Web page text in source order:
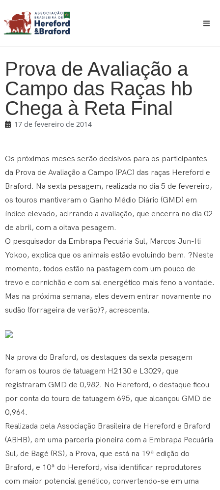
Prova de Avaliação a
Campo das Raças hb
Chega à Reta Final
17 de fevereiro de 2014
Os próximos meses serão decisivos para os participantes
da Prova de Avaliação a Campo (PAC) das raças Hereford e
Braford. Na sexta pesagem, realizada no dia 5 de fevereiro,
os touros mantiveram o Ganho Médio Diário (GMD) em
índice elevado, acirrando a avaliação, que encerra no dia 02
de abril, com a oitava pesagem.
O pesquisador da Embrapa Pecuária Sul, Marcos Jun-Iti
Yokoo, explica que os animais estão evoluindo bem. ?Neste
momento, todos estão na pastagem com um pouco de
trevo e cornichão e com sal energético mais feno a vontade.
Mas na próxima semana, eles devem entrar novamente no
sudão (forrageira de verão)?, acrescenta.
Na prova do Braford, os destaques da sexta pesagem
foram os touros de tatuagem H2130 e L3029, que
registraram GMD de 0,982. No Hereford, o destaque ficou
por conta do touro de tatuagem 695, que alcançou GMD de
0,964.
Realizada pela Associação Brasileira de Hereford e Braford
(ABHB), em uma parceria pioneira com a Embrapa Pecuária
Sul, de Bagé (RS), a Prova, que está na 19ª edição do
Braford, e 10ª do Hereford, visa identificar reprodutores
com maior potencial genético, convertendo-se em uma